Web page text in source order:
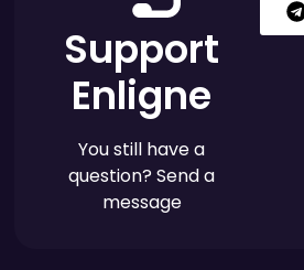
Support
Enligne
You still have a
question? Send a
message